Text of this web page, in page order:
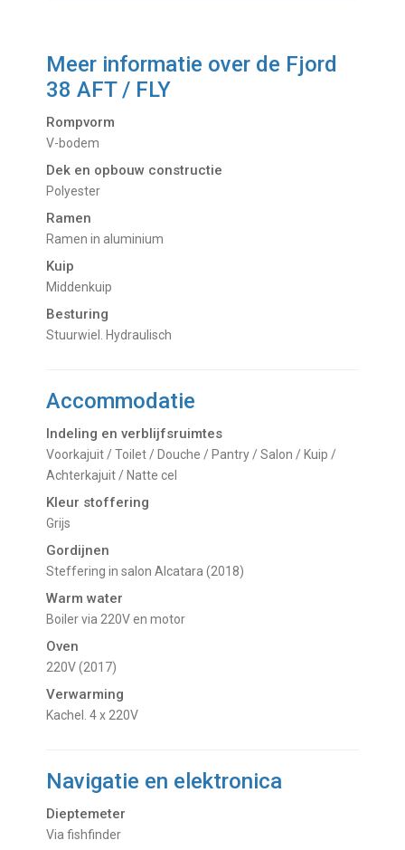
Meer informatie over de Fjord
38 AFT / FLY
Rompvorm
V-bodem
Dek en opbouw constructie
Polyester
Ramen
Ramen in aluminium
Kuip
Middenkuip
Besturing
Stuurwiel. Hydraulisch
Accommodatie
Indeling en verblijfsruimtes
Voorkajuit / Toilet / Douche / Pantry / Salon / Kuip /
Achterkajuit / Natte cel
Kleur stoffering
Grijs
Gordijnen
Steffering in salon Alcatara (2018)
Warm water
Boiler via 220V en motor
Oven
220V (2017)
Verwarming
kachel. 4 x 220V
Navigatie en elektronica
Dieptemeter
Via fishfinder